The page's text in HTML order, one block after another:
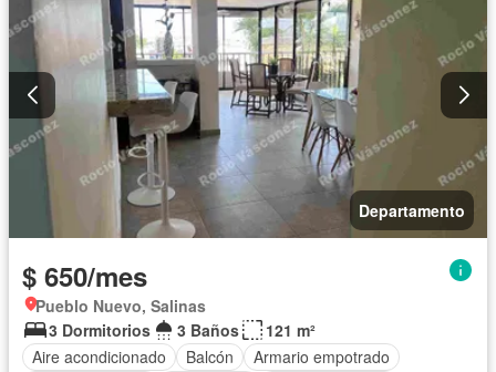
Departamento
$ 650/mes
Pueblo Nuevo, Salinas
3 Dormitorios
3 Baños
121 m²
Aire acondicionado
Balcón
Armario empotrado